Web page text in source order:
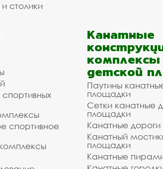
столики
спортивное
Канатные
детской
Паутины
площадки
Сетки канатные
площадки
Канатные дороги
Канатный
площадки
Канатные